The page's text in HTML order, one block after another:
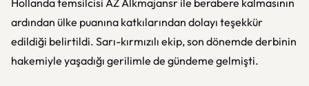
Hollanda temsilcisi AZ Alkmajansr ile berabere kalmasının
ardından ülke puanına katkılarından dolayı teşekkür
edildiği belirtildi. Sarı-kırmızılı ekip, son dönemde derbinin
hakemiyle yaşadığı gerilimle de gündeme gelmişti.